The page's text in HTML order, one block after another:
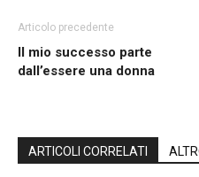
Articolo precedente
Il mio successo parte
dall’essere una donna
ARTICOLI CORRELATI